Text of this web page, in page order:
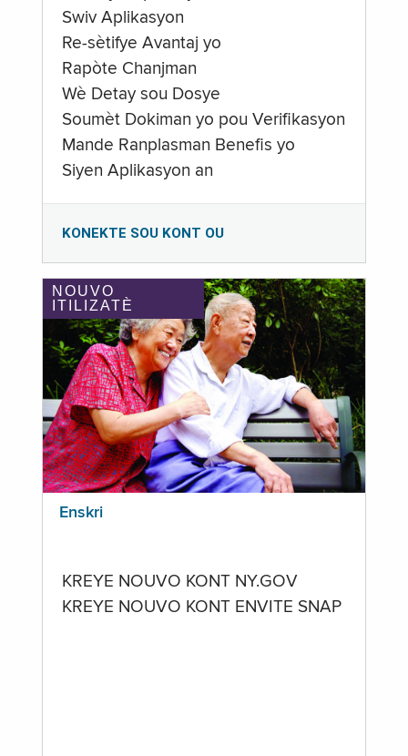
Swiv Aplikasyon
Re-sètifye Avantaj yo
Rapòte Chanjman
Wè Detay sou Dosye
Soumèt Dokiman yo pou Verifikasyon
Mande Ranplasman Benefis yo
Siyen Aplikasyon an
KONEKTE SOU KONT OU
NOUVO
ITILIZATÈ
Enskri
KREYE NOUVO KONT NY.GOV
KREYE NOUVO KONT ENVITE SNAP